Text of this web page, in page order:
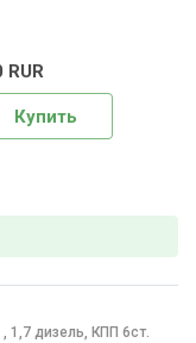
RUR
Купить
, 1,7 дизель, КПП 6ст.